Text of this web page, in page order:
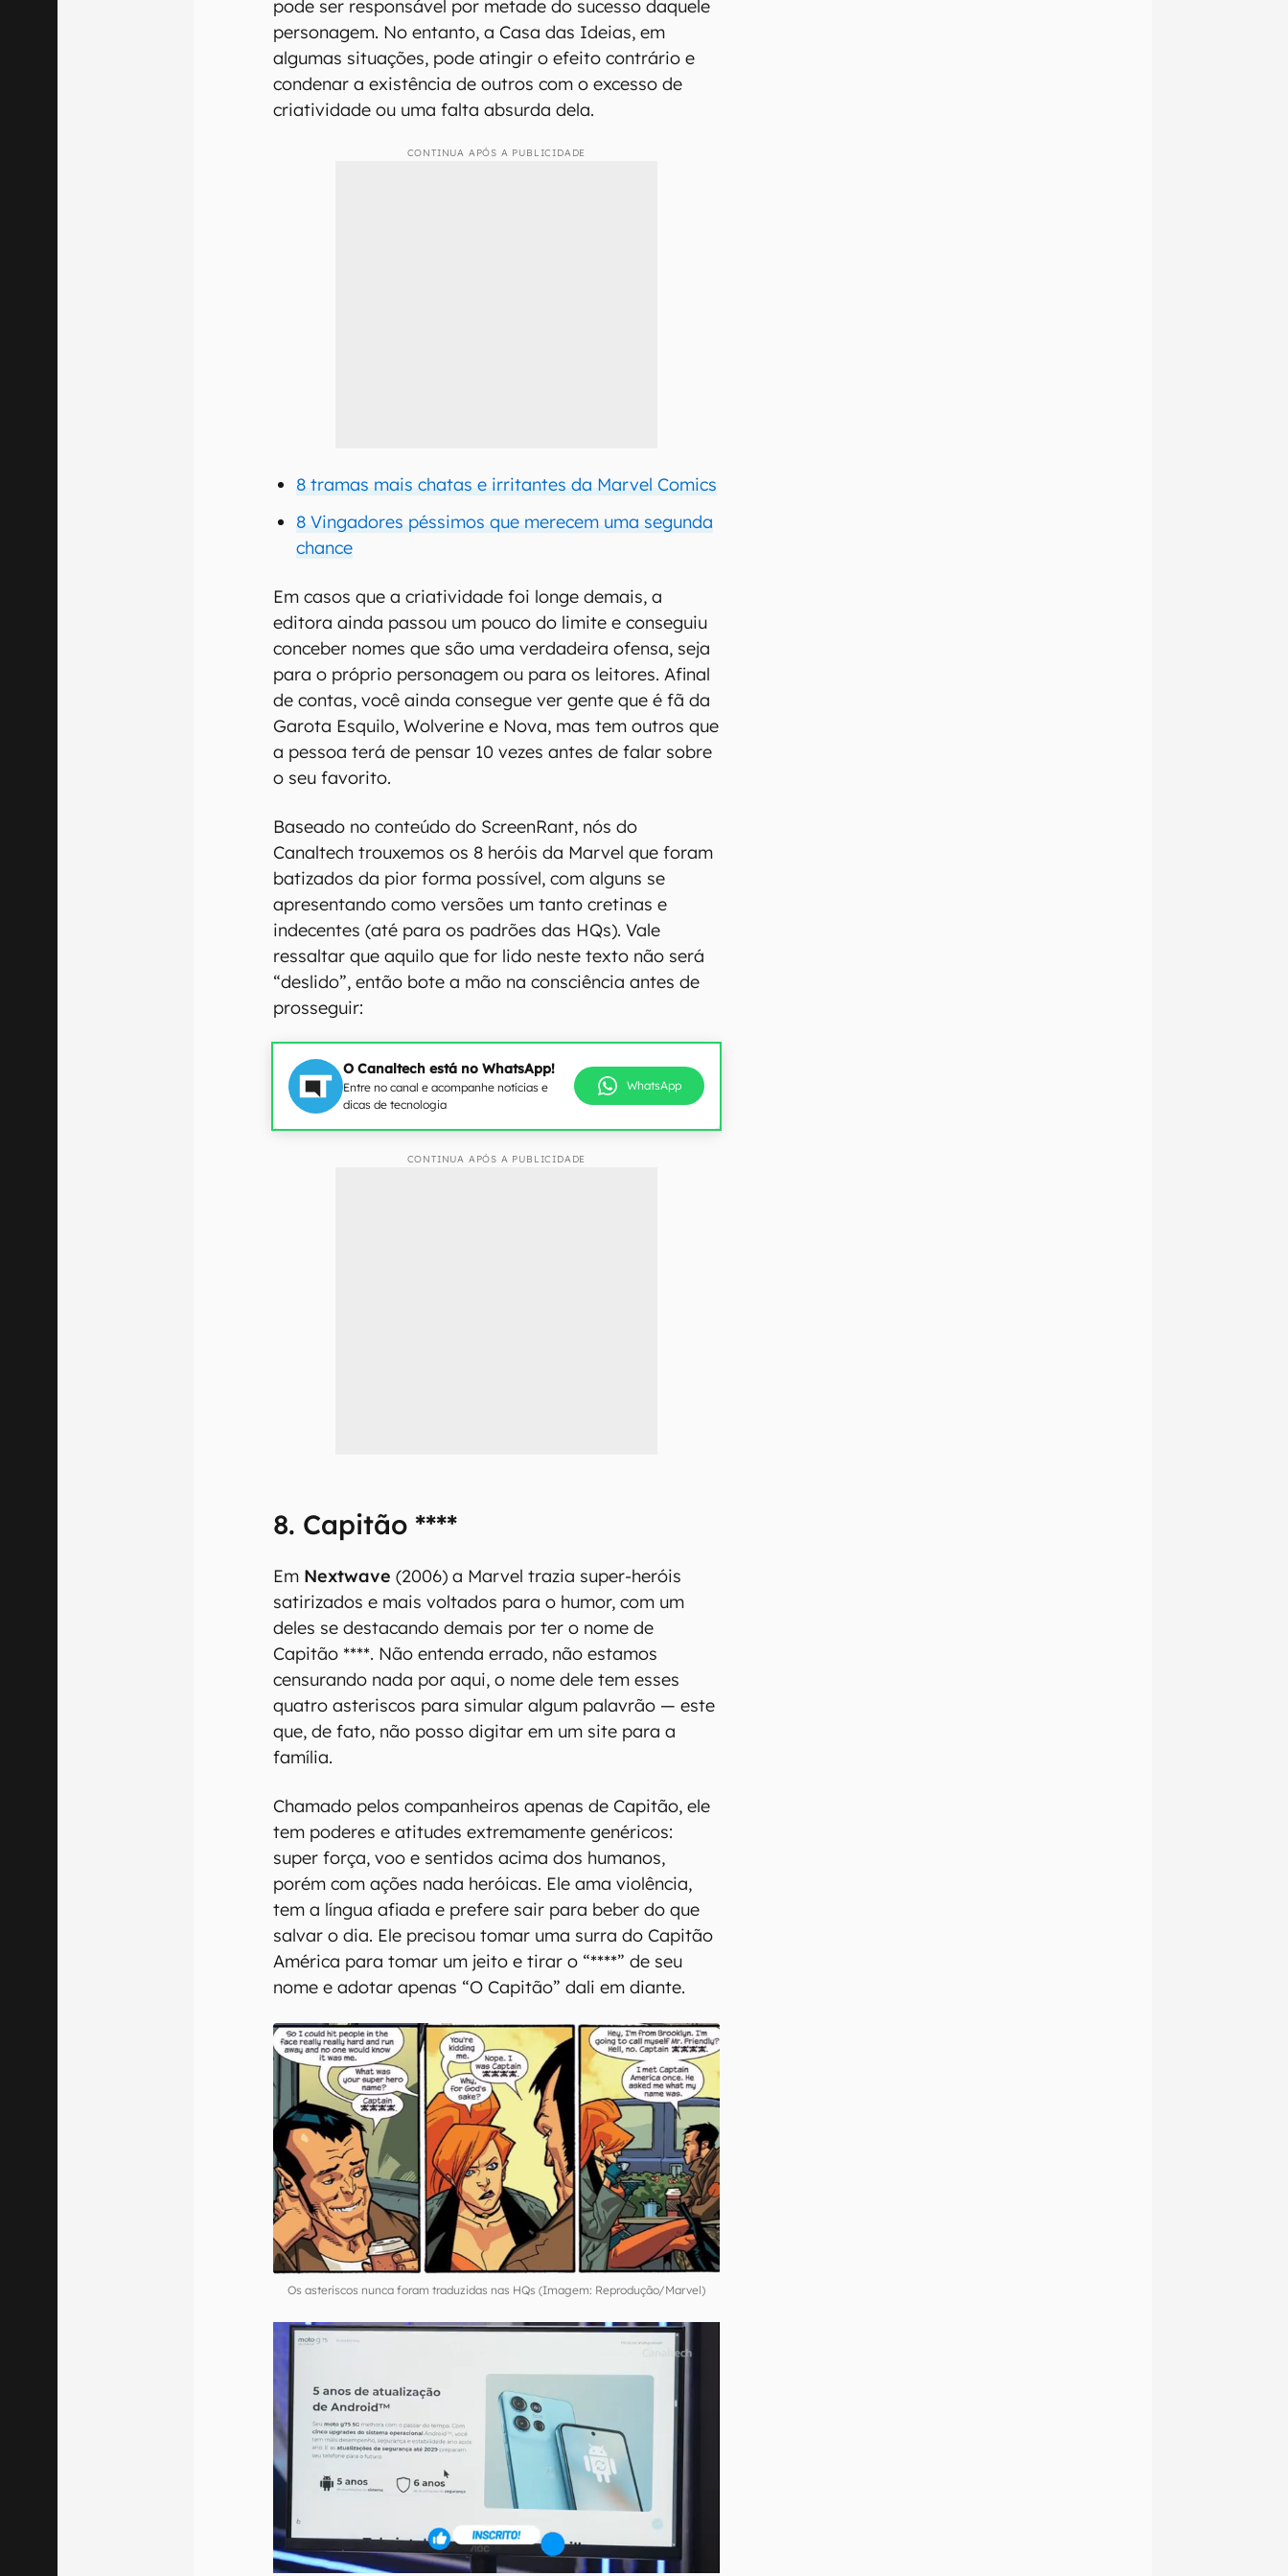
pode ser responsável por metade do sucesso daquele
personagem. No entanto, a Casa das Ideias, em
algumas situações, pode atingir o efeito contrário e
condenar a existência de outros com o excesso de
criatividade ou uma falta absurda dela.
CONTINUA APÓS A PUBLICIDADE
8 tramas mais chatas e irritantes da Marvel Comics
8 Vingadores péssimos que merecem uma segunda
chance
Em casos que a criatividade foi longe demais, a
editora ainda passou um pouco do limite e conseguiu
conceber nomes que são uma verdadeira ofensa, seja
para o próprio personagem ou para os leitores. Afinal
de contas, você ainda consegue ver gente que é fã da
Garota Esquilo, Wolverine e Nova, mas tem outros que
a pessoa terá de pensar 10 vezes antes de falar sobre
o seu favorito.
Baseado no conteúdo do ScreenRant, nós do
Canaltech trouxemos os 8 heróis da Marvel que foram
batizados da pior forma possível, com alguns se
apresentando como versões um tanto cretinas e
indecentes (até para os padrões das HQs). Vale
ressaltar que aquilo que for lido neste texto não será
“deslido”, então bote a mão na consciência antes de
prosseguir:
O Canaltech está no WhatsApp!
Entre no canal e acompanhe notícias e
dicas de tecnologia
WhatsApp
CONTINUA APÓS A PUBLICIDADE
8. Capitão ****
Em Nextwave (2006) a Marvel trazia super-heróis
satirizados e mais voltados para o humor, com um
deles se destacando demais por ter o nome de
Capitão ****. Não entenda errado, não estamos
censurando nada por aqui, o nome dele tem esses
quatro asteriscos para simular algum palavrão — este
que, de fato, não posso digitar em um site para a
família.
Chamado pelos companheiros apenas de Capitão, ele
tem poderes e atitudes extremamente genéricos:
super força, voo e sentidos acima dos humanos,
porém com ações nada heróicas. Ele ama violência,
tem a língua afiada e prefere sair para beber do que
salvar o dia. Ele precisou tomar uma surra do Capitão
América para tomar um jeito e tirar o “****” de seu
nome e adotar apenas “O Capitão” dali em diante.
Os asteriscos nunca foram traduzidas nas HQs (Imagem: Reprodução/Marvel)